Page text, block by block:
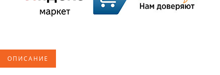
ОПИСАНИЕ